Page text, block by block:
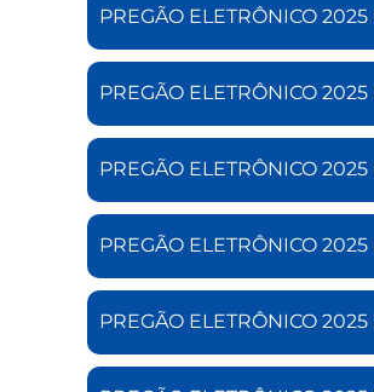
PREGÃO ELETRÔNICO
PREGÃO ELETRÔNICO
PREGÃO ELETRÔNICO
PREGÃO ELETRÔNICO
PREGÃO ELETRÔNICO